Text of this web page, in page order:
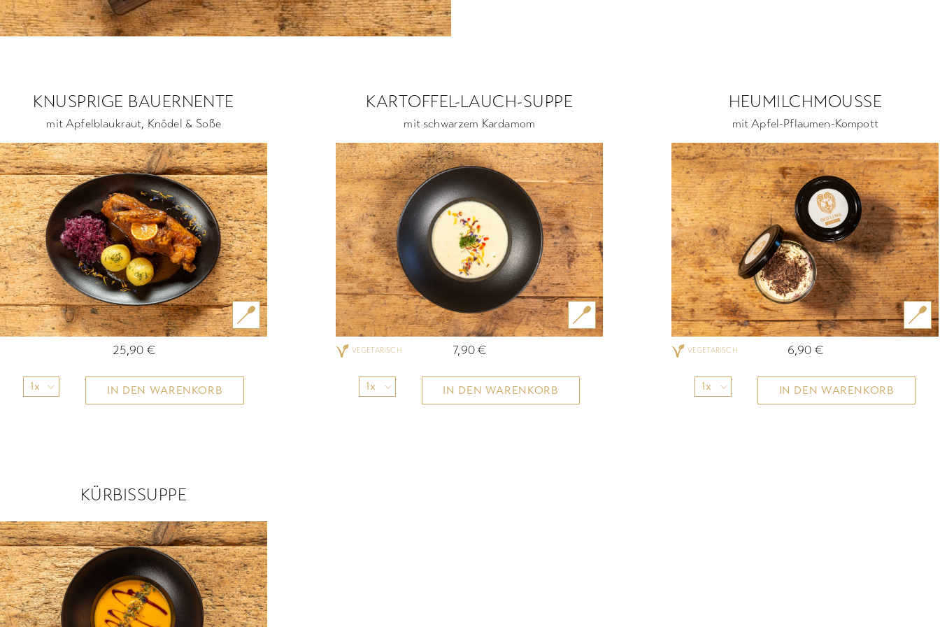
KNUSPRIGE BAUERNENTE
mit Apfelblaukraut, Knödel & Soße
25,90 €
1x IN DEN WARENKORB
VEGETARISCH
KARTOFFEL-LAUCH-SUPPE
mit schwarzem Kardamom
7,90€
1x IN DEN WARENKORB
VEGETARISCH
HEUMILCHMOUSSE
mit Apfel-Pflaumen-Kompott
6,90 €
1x IN DEN WARENKORB
KÜRBISSUPPE